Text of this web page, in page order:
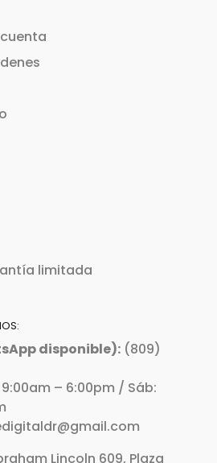
limitada
disponible):(809)
– 6:00pm / Sáb:
Lincoln 609, Plaza